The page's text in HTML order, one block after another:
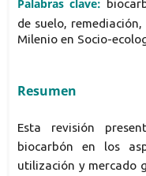
Palabras clave:
de suelo,
Milenio en Socio-
Resumen
Esta revisión
biocarbón en los
utilización y mercado